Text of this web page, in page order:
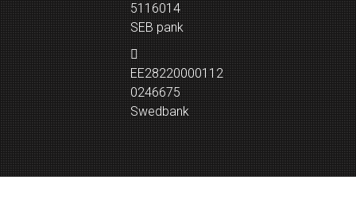
5116014
SEB pank
EE28220000112
0246675
Swedbank